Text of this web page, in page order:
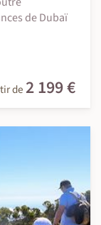
de Dubaï
de 2 199 €